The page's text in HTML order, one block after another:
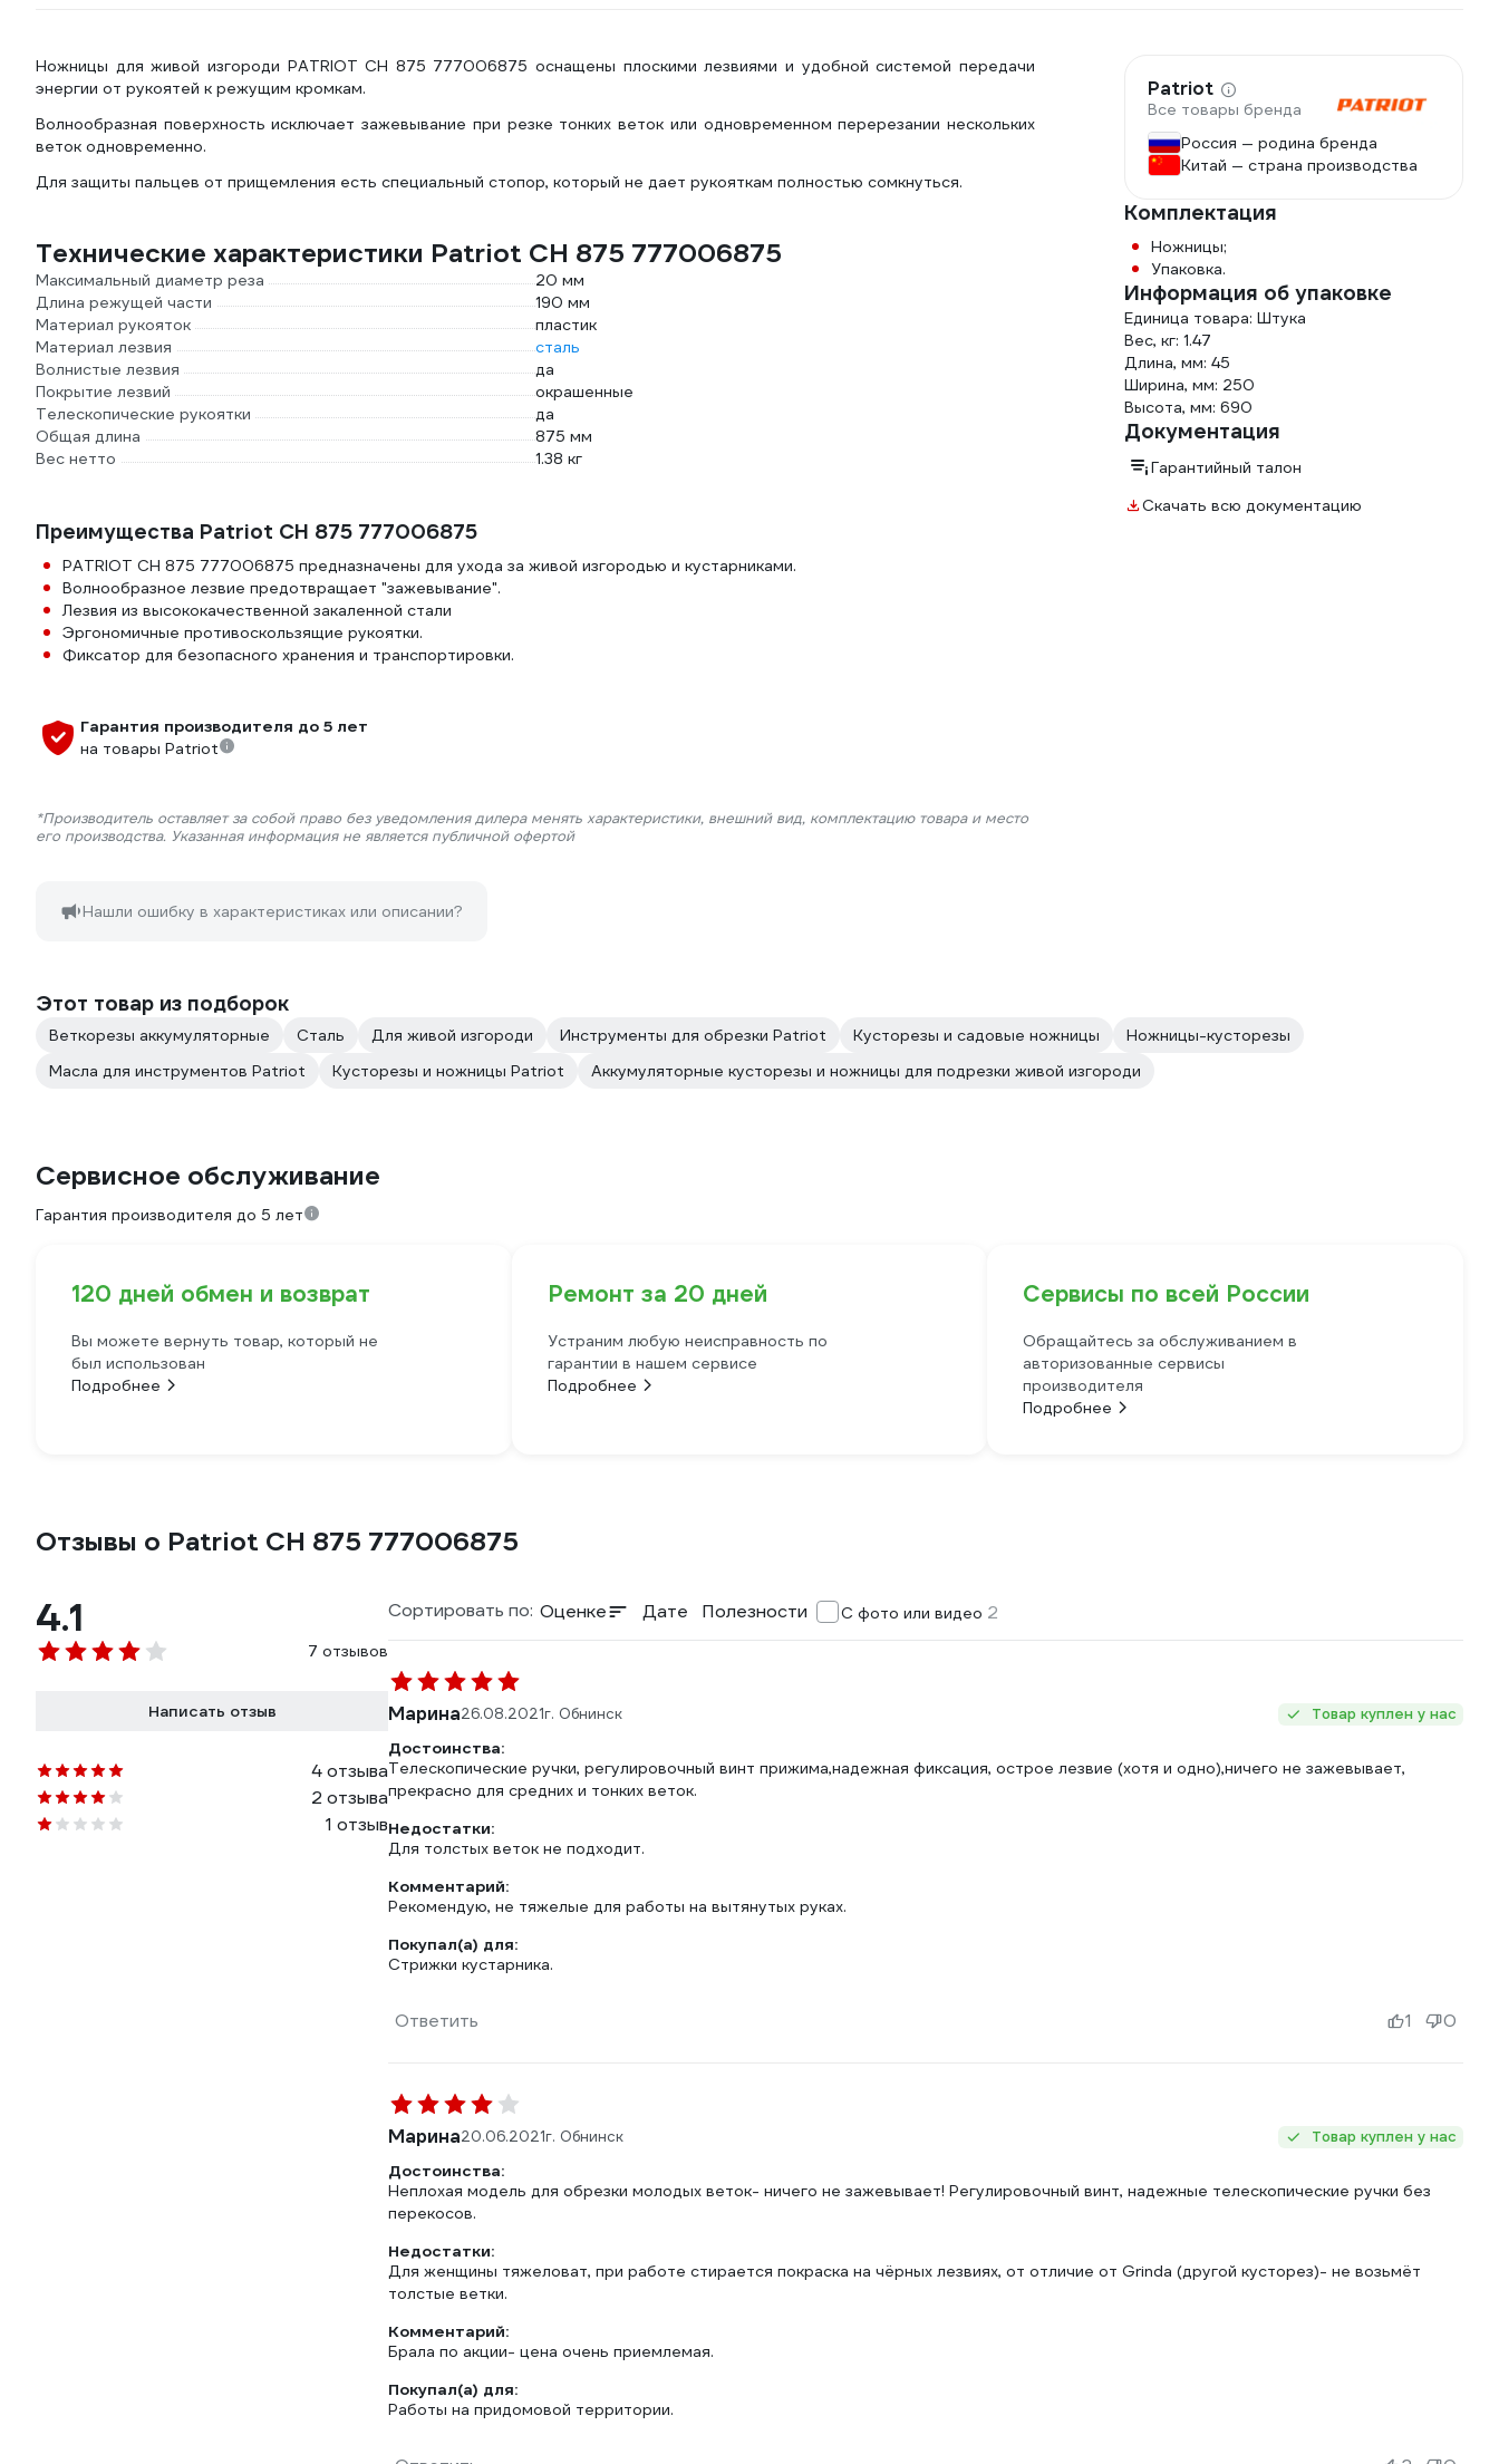
Ножницы для живой изгороди PATRIOT CH 875 777006875 оснащены плоскими лезвиями и удобной системой передачи
энергии от рукоятей к режущим кромкам.
Волнообразная поверхность исключает зажевывание при резке тонких веток или одновременном перерезании нескольких
веток одновременно.
Для защиты пальцев от прищемления есть специальный стопор, который не дает рукояткам полностью сомкнуться.
Технические характеристики Patriot CH 875 777006875
Максимальный диаметр реза
20 мм
Длина режущей части
190 мм
Материал рукояток
пластик
Материал лезвия
сталь
Волнистые лезвия
да
Покрытие лезвий
окрашенные
Телескопические рукоятки
да
Общая длина
875 мм
Вес нетто
1.38 кг
Преимущества Patriot CH 875 777006875
PATRIOT CH 875 777006875 предназначены для ухода за живой изгородью и кустарниками.
Волнообразное лезвие предотвращает "зажевывание".
Лезвия из высококачественной закаленной стали
Эргономичные противоскользящие рукоятки.
Фиксатор для безопасного хранения и транспортировки.
Гарантия производителя до 5 лет
на товары Patriot
*Производитель оставляет за собой право без уведомления дилера менять характеристики, внешний вид, комплектацию товара и место
его производства. Указанная информация не является публичной офертой
Нашли ошибку в характеристиках или описании?
Patriot
Все товары бренда
Россия — родина бренда
Китай — страна производства
Комплектация
Ножницы;
Упаковка.
Информация об упаковке
Единица товара: Штука
Вес, кг: 1.47
Длина, мм: 45
Ширина, мм: 250
Высота, мм: 690
Документация
Гарантийный талон
Скачать всю документацию
Этот товар из подборок
Веткорезы аккумуляторные Сталь Для живой изгороди Инструменты для обрезки Patriot Кусторезы и садовые ножницы
Ножницы-кусторезы
Масла для инструментов Patriot
Кусторезы и ножницы Patriot Аккумуляторные кусторезы и ножницы для подрезки живой изгороди
Сервисное обслуживание
Гарантия производителя до 5 лет
120 дней обмен и возврат
Вы можете вернуть товар, который не
был использован
Подробнее
Ремонт за 20 дней
Устраним любую неисправность по
гарантии в нашем сервисе
Подробнее
Сервисы по всей России
Обращайтесь за обслуживанием в
авторизованные сервисы
производителя
Подробнее
Отзывы о Patriot CH 875 777006875
4.1
7 отзывов
Написать отзыв
4 отзыва
2 отзыва
1 отзыв
Сортировать по: Оценке Дате Полезности С фото или видео 2
Марина26.08.2021г. Обнинск Товар куплен у нас
Достоинства:
Телескопические ручки, регулировочный винт прижима,надежная фиксация, острое лезвие (хотя и одно),ничего не зажевывает,
прекрасно для средних и тонких веток.
Недостатки:
Для толстых веток не подходит.
Комментарий:
Рекомендую, не тяжелые для работы на вытянутых руках.
Покупал(а) для:
Стрижки кустарника.
Ответить 1 0
Марина20.06.2021г. Обнинск Товар куплен у нас
Достоинства:
Неплохая модель для обрезки молодых веток- ничего не зажевывает! Регулировочный винт, надежные телескопические ручки без
перекосов.
Недостатки:
Для женщины тяжеловат, при работе стирается покраска на чёрных лезвиях, от отличие от Grinda (другой кусторез)- не возьмёт
толстые ветки.
Комментарий:
Брала по акции- цена очень приемлемая.
Покупал(а) для:
Работы на придомовой территории.